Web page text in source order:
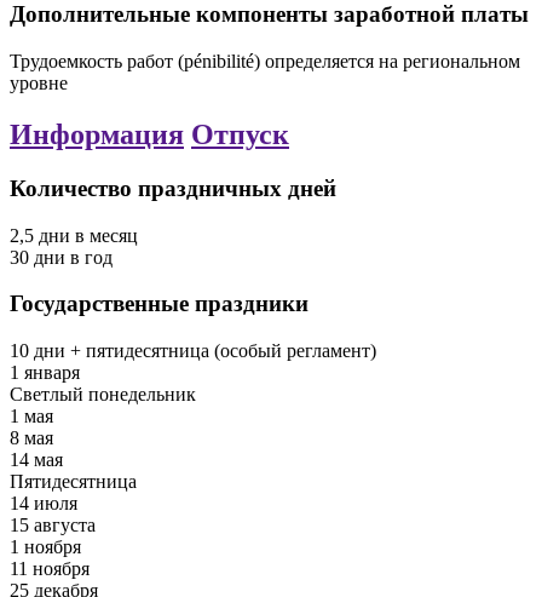
Дополнительные компоненты заработной платы
Трудоемкость работ (pénibilité) определяется на региональном
уровне
Информация Отпуск
Количество праздничных дней
2,5 дни в месяц
30 дни в год
Государственные праздники
10 дни + пятидесятница (особый регламент)
1 января
Светлый понедельник
1 мая
8 мая
14 мая
Пятидесятница
14 июля
15 августа
1 ноября
11 ноября
25 декабря